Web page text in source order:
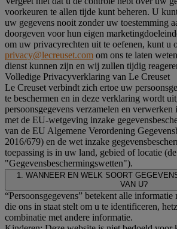
voorkeuren te allen tijde kunt beheren. U
uw gegevens nooit zonder uw toestemming
doorgeven voor hun eigen
om uw privacyrechten uit te oefenen, kunt u
privacy@lecreuset.com om ons te laten
dienst kunnen zijn en wij zullen tijdig
Volledige Privacyverklaring van Le Creuset
Le Creuset verbindt zich ertoe uw
te beschermen en in deze verklaring wordt
persoonsgegevens verzamelen en verwerken
met de EU-wetgeving inzake
van de EU Algemene Verordening
2016/679) en de wet inzake
toepassing is in uw land, gebied of locatie (de
"Gegevensbeschermingswetten").
1. WANNEER EN WELK SOORT
VAN U?
“Persoonsgegevens” betekent alle
die ons in staat stelt om u te identificeren,
combinatie met andere informatie.